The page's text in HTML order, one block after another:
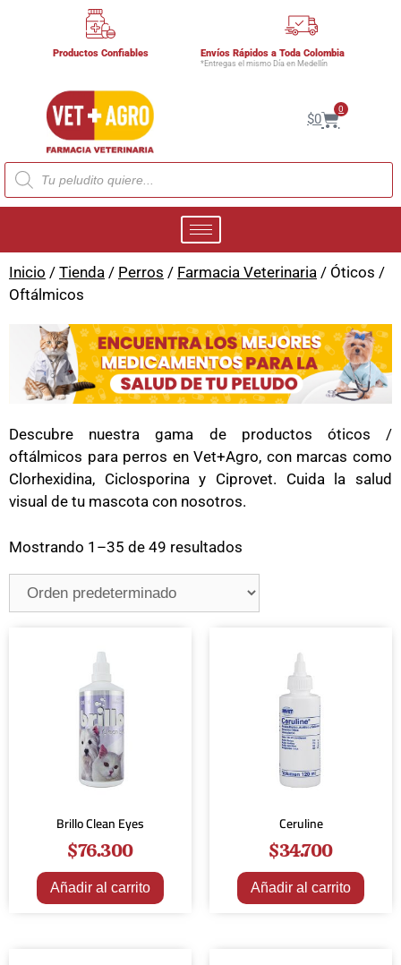
Productos Confiables Envíos Rápidos a Toda Colombia
*Entregas el mismo Día en Medellín
$0
0
Inicio / Tienda / Perros / Farmacia Veterinaria / Óticos /
Oftálmicos
Descubre nuestra gama de productos óticos /
oftálmicos para perros en Vet+Agro, con marcas como
Clorhexidina, Ciclosporina y Ciprovet. Cuida la salud
visual de tu mascota con nosotros.
Mostrando 1–35 de 49 resultados
Brillo Clean Eyes
$76.300
Añadir al carrito
Ceruline
$34.700
Añadir al carrito